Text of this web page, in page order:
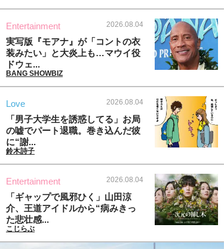
Entertainment 2026.08.04
実写版『モアナ』が「コントの衣
装みたい」と大炎上も…マウイ役
ドウェ...
BANG SHOWBIZ
Love 2026.08.04
「男子大学生を誘惑してる」お局
の嘘でパート退職。巻き込んだ彼
に“謝...
鈴木詩子
Entertainment 2026.08.04
「ギャップで風邪ひく」山田涼
介、王道アイドルから“病みきっ
た悲壮感...
こじらぶ